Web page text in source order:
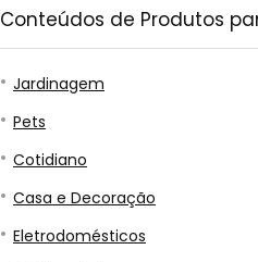
Conteúdos de Produtos
Jardinagem
Pets
Cotidiano
Casa e Decoração
Eletrodomésticos